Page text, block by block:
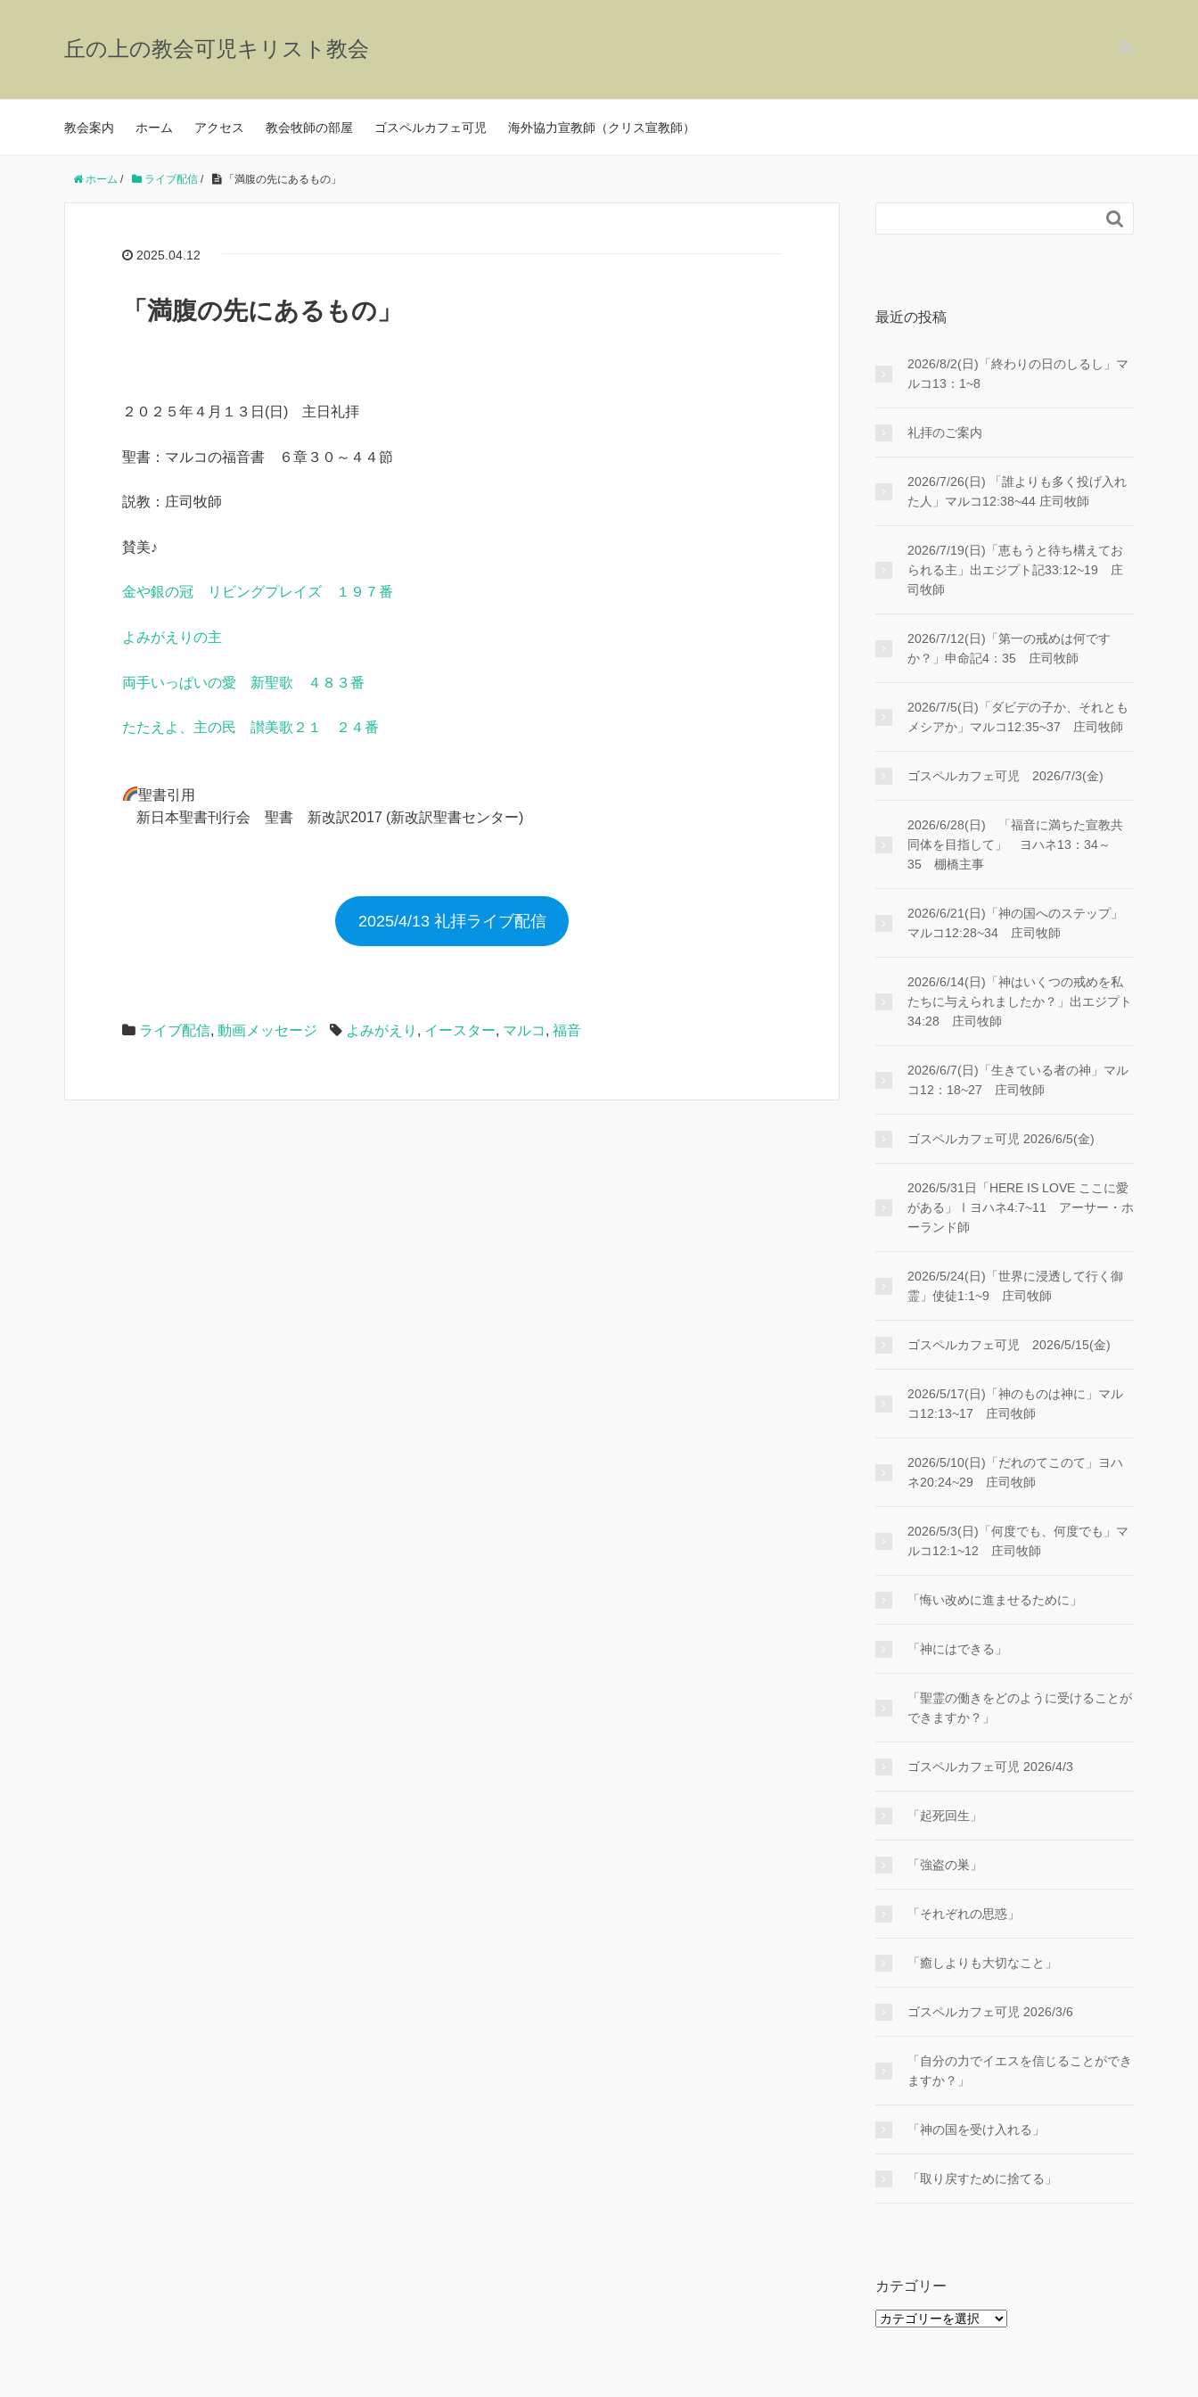
丘の上の教会可児キリスト教会
教会案内 ホーム アクセス 教会牧師の部屋 ゴスペルカフェ可児 海外協力宣教師（クリス宣教師）
ホーム / ライブ配信 / 「満腹の先にあるもの」
2025.04.12
「満腹の先にあるもの」
２０２５年４月１３日(日) 主日礼拝
聖書：マルコの福音書 ６章３０～４４節
説教：庄司牧師
賛美♪
金や銀の冠 リビングプレイズ １９７番
よみがえりの主
両手いっぱいの愛 新聖歌 ４８３番
たたえよ、主の民 讃美歌２１ ２４番
聖書引用
新日本聖書刊行会 聖書 新改訳2017 (新改訳聖書センター)
2025/4/13 礼拝ライブ配信
ライブ配信, 動画メッセージ よみがえり , イースター, マルコ , 福音

最近の投稿
2026/8/2(日)「終わりの日のしるし」マ
ルコ13：1~8
礼拝のご案内
2026/7/26(日) 「誰よりも多く投げ入れ
た人」マルコ12:38~44 庄司牧師
2026/7/19(日)「恵もうと待ち構えてお
られる主」出エジプト記33:12~19 庄
司牧師
2026/7/12(日)「第一の戒めは何です
か？」申命記4：35 庄司牧師
2026/7/5(日)「ダビデの子か、それとも
メシアか」マルコ12:35~37 庄司牧師
ゴスペルカフェ可児 2026/7/3(金)
2026/6/28(日) 「福音に満ちた宣教共
同体を目指して」 ヨハネ13：34～
35 棚橋主事
2026/6/21(日)「神の国へのステップ」
マルコ12:28~34 庄司牧師
2026/6/14(日)「神はいくつの戒めを私
たちに与えられましたか？」出エジプト
34:28 庄司牧師
2026/6/7(日)「生きている者の神」マル
コ12：18~27 庄司牧師
ゴスペルカフェ可児 2026/6/5(金)
2026/5/31日「HERE IS LOVE ここに愛
がある」Ⅰヨハネ4:7~11 アーサー・ホ
ーランド師
2026/5/24(日)「世界に浸透して行く御
霊」使徒1:1~9 庄司牧師
ゴスペルカフェ可児 2026/5/15(金)
2026/5/17(日)「神のものは神に」マル
コ12:13~17 庄司牧師
2026/5/10(日)「だれのてこのて」ヨハ
ネ20:24~29 庄司牧師
2026/5/3(日)「何度でも、何度でも」マ
ルコ12:1~12 庄司牧師
「悔い改めに進ませるために」
「神にはできる」
「聖霊の働きをどのように受けることが
できますか？」
ゴスペルカフェ可児 2026/4/3
「起死回生」
「強盗の巣」
「それぞれの思惑」
「癒しよりも大切なこと」
ゴスペルカフェ可児 2026/3/6
「自分の力でイエスを信じることができ
ますか？」
「神の国を受け入れる」
「取り戻すために捨てる」
カテゴリー
カ